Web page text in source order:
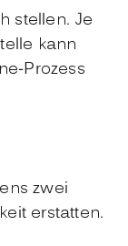
stellen. Je
kann
Prozess
zwei
erstatten.